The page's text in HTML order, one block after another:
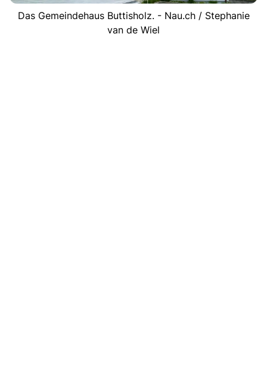
Das Gemeindehaus Buttisholz. - Nau.ch / Stephanie
van de Wiel